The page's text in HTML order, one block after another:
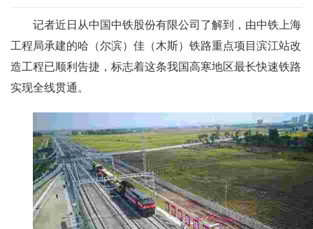
记者近日从中国中铁股份有限公司了解到，由中铁上海
工程局承建的哈（尔滨）佳（木斯）铁路重点项目滨江站改
造工程已顺利告捷，标志着这条我国高寒地区最长快速铁路
实现全线贯通。